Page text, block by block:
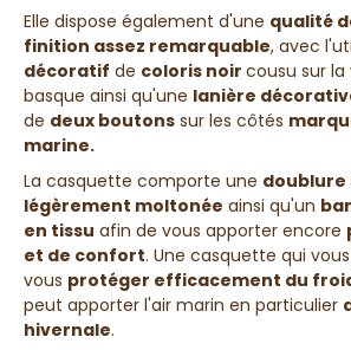
Elle dispose également d'une qualité
finition assez remarquable, avec
décoratif de coloris noir cousu sur la
basque ainsi qu'une lanière
de deux boutons sur les côtés
marine.
La casquette comporte une doublure
légèrement moltonée ainsi qu'un
en tissu afin de vous apporter encore
et de confort. Une casquette qui
vous protéger efficacement du
peut apporter l'air marin en particulier
hivernale.